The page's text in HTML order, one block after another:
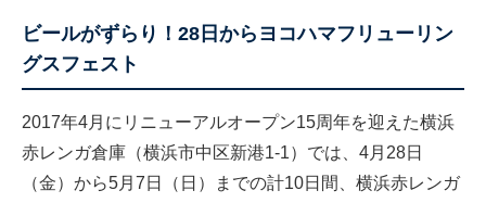
ビールがずらり！28日からヨコハマフリューリン
グスフェスト
2017年4月にリニューアルオープン15周年を迎えた横浜
赤レンガ倉庫（横浜市中区新港1-1）では、4月28日
（金）から5月7日（日）までの計10日間、横浜赤レンガ